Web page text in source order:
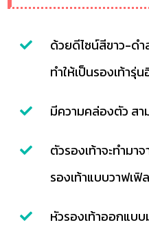
ด้วยดีไซน์สีขาว-ด
ทำให้เป็นรองเท้า
มีความคล่องตัว สา
ตัวรองเท้าจะทำม
รองเท้าแบบวาฟเ
หัวรองเท้าออกแบ